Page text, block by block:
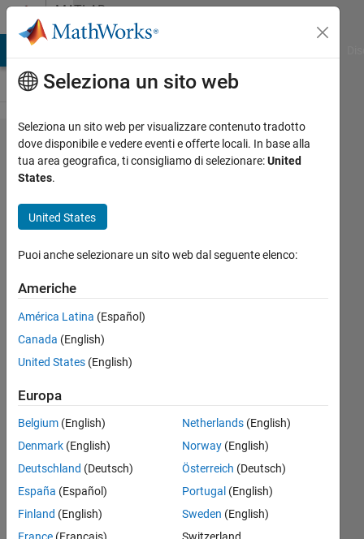
Vai al contenutoMATLAB
Answers
How to
select
columns
matrix
only
when the
values in
certain
showing
the the
double of
the value
in a
particular
Seleziona un sito web
Seleziona un sito web per visualizzare contenuto tradotto
dove disponibile e vedere eventi e offerte locali. In base alla
tua area geografica, ti consigliamo di selezionare:United
States.
United States
Puoi anche selezionare un sito web dal seguente elenco:
Americhe
América Latina (Español)
Canada (English)
United States (English)
Europa
Belgium (English)
Denmark (English)
Deutschland (Deutsch)
España (Español)
Finland (English)
Netherlands(English)
Norway(English)
Österreich (Deutsch)
Portugal (English)
Sweden (English)